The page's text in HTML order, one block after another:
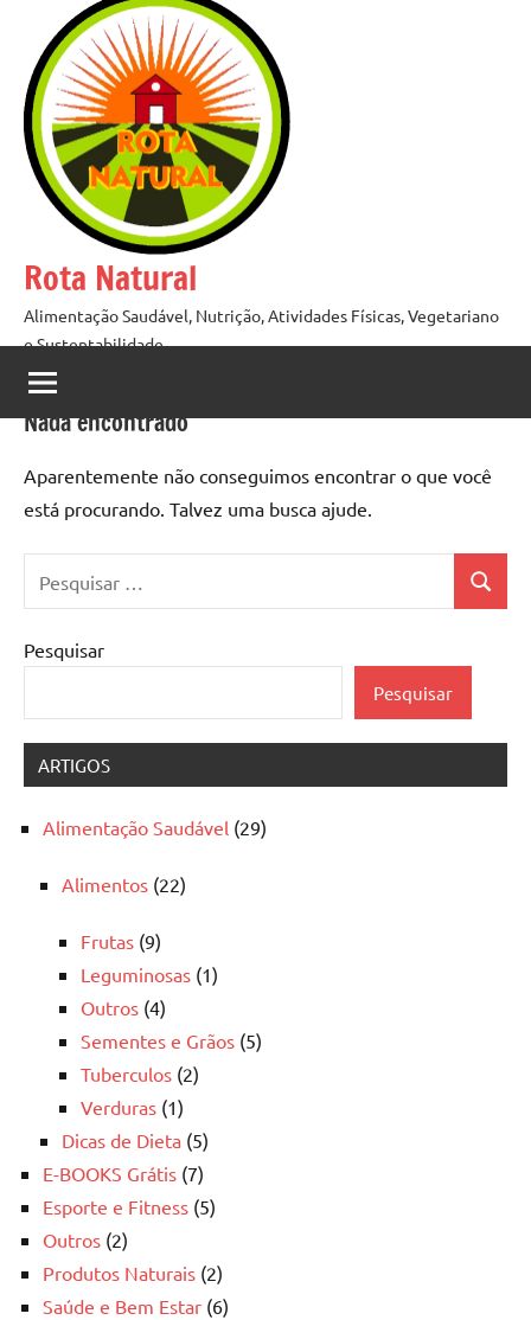
conteúdo
Rota Natural
Alimentação Saudável, Nutrição, Atividades Físicas, Vegetariano
e Sustentabilidade
Nada encontrado
Aparentemente não conseguimos encontrar o que você
está procurando. Talvez uma busca ajude.
por:
Pesquisar
Pesquisar
ARTIGOS
Alimentação Saudável (29)
Alimentos (22)
Frutas (9)
Leguminosas (1)
Outros (4)
Sementes e Grãos (5)
Tuberculos (2)
Verduras (1)
Dicas de Dieta (5)
E-BOOKS Grátis (7)
Esporte e Fitness (5)
Outros (2)
Produtos Naturais (2)
Saúde e Bem Estar (6)